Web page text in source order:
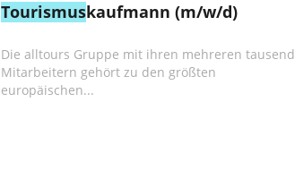
Tourismuskaufmann (m/w/d)
Die alltours Gruppe mit ihren mehreren tausend
Mitarbeitern gehört zu den größten
europäischen...